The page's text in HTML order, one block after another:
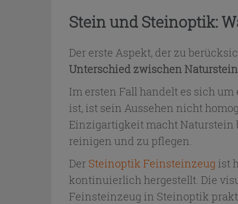
Stein und Steinoptik:
Der erste Aspekt, der zu
Unterschied zwischen
Im ersten Fall handelt es sich
ist, ist sein Aussehen nicht
Einzigartigkeit macht Naturstein
reinigen und zu pflegen.
Der Steinoptik Feinsteinzeug ist
kontinuierlich hergestellt. Die
Feinsteinzeug in Steinoptik